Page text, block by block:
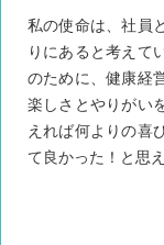
私の使命は、社員
りにあると考えて
のために、健康経
楽しさとやりがい
えれば何よりの喜
て良かった！と思